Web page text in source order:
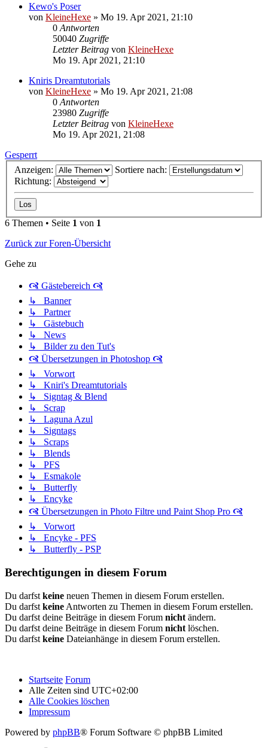
Kewo's Poser
von KleineHexe » Mo 19. Apr 2021, 21:10
0 Antworten
50040 Zugriffe
Letzter Beitrag von KleineHexe
Mo 19. Apr 2021, 21:10
Kniris Dreamtutorials
von KleineHexe » Mo 19. Apr 2021, 21:08
0 Antworten
23980 Zugriffe
Letzter Beitrag von KleineHexe
Mo 19. Apr 2021, 21:08
Gesperrt
Anzeigen:
Sortiere nach:
Richtung:
6 Themen • Seite 1 von 1
Zurück zur Foren-Übersicht
Gehe zu
🙧 Gästebereich 🙧
↳ Banner
↳ Partner
↳ Gästebuch
↳ News
↳ Bilder zu den Tut's
🙧 Übersetzungen in Photoshop 🙧
↳ Vorwort
↳ Kniri's Dreamtutorials
↳ Signtag & Blend
↳ Scrap
↳ Laguna Azul
↳ Signtags
↳ Scraps
↳ Blends
↳ PFS
↳ Esmakole
↳ Butterfly
↳ Encyke
🙧 Übersetzungen in Photo Filtre und Paint Shop Pro 🙧
↳ Vorwort
↳ Encyke - PFS
↳ Butterfly - PSP
Berechtigungen in diesem Forum
Du darfst keine neuen Themen in diesem Forum erstellen.
Du darfst keine Antworten zu Themen in diesem Forum erstellen.
Du darfst deine Beiträge in diesem Forum nicht ändern.
Du darfst deine Beiträge in diesem Forum nicht löschen.
Du darfst keine Dateianhänge in diesem Forum erstellen.
Startseite Forum
Alle Zeiten sind UTC+02:00
Alle Cookies löschen
Impressum
Powered by phpBB® Forum Software © phpBB Limited